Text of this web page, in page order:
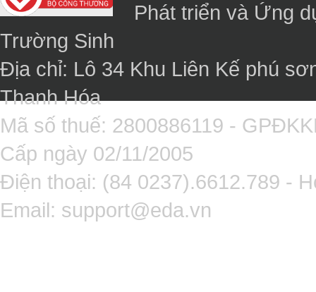
Phát triển và Ứng
Trường Sinh
Địa chỉ: Lô 34 Khu Liên Kế phú
Thanh Hóa
Mã số thuế: 2800886119 -
Cấp ngày 02/11/2005
Điện thoại: (84 0237).6612.789 -
Email: support@eda.vn